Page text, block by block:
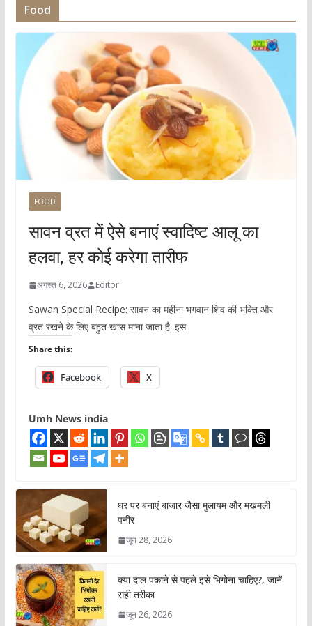
Food
FOOD
सावन व्रत में ऐसे बनाएं स्वादिष्ट आलू का
हलवा, हर कोई करेगा तारीफ
अगस्त 6, 2026 Editor
Sawan Special Recipe: सावन का महीना भगवान शिव की भक्ति और
व्रत रखने के लिए बहुत खास माना जाता है. इस
Share this:
Facebook X
Umh News india
घर पर बनाएं बाजार जैसा मुलायम और मखमली
पनीर
जून 28, 2026
क्या दाल पकाने से पहले इसे भिगोना चाहिए?, जानें
सही तरीका
जून 26, 2026